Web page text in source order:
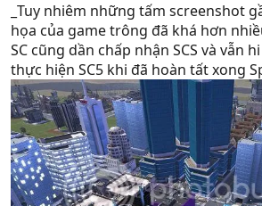
_Tuy nhiêm những tấm screenshot
họa của game trông đã khá hơn
SC cũng dần chấp nhận SCS và vẫn
thực hiện SC5 khi đã hoàn tất xong